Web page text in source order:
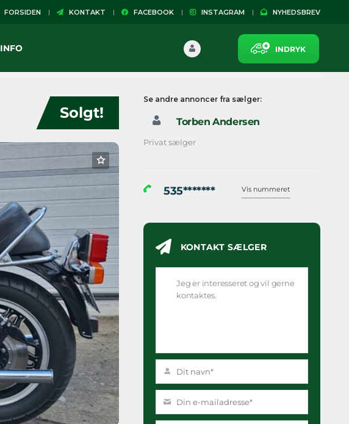
FORSIDEN KONTAKT FACEBOOK INSTAGRAM NYHEDSBREV
INDRYK
INFO
Solgt!
Se andre annoncer fra sælger:
Torben Andersen
Privat sælger
535******* Vis nummeret
KONTAKT SÆLGER